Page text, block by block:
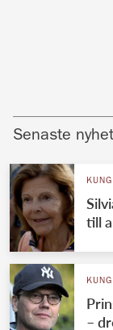
Senaste
till
–